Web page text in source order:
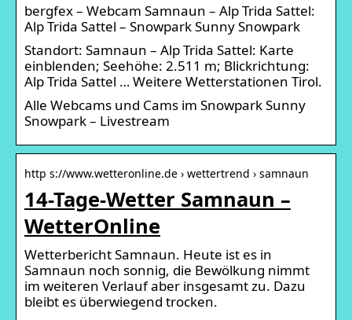
bergfex – Webcam Samnaun – Alp Trida Sattel:
Alp Trida Sattel – Snowpark Sunny Snowpark
Standort: Samnaun – Alp Trida Sattel: Karte
einblenden; Seehöhe: 2.511 m; Blickrichtung:
Alp Trida Sattel … Weitere Wetterstationen Tirol.
Alle Webcams und Cams im Snowpark Sunny
Snowpark – Livestream
http s://www.wetteronline.de › wettertrend › samnaun
14-Tage-Wetter Samnaun –
WetterOnline
Wetterbericht Samnaun. Heute ist es in
Samnaun noch sonnig, die Bewölkung nimmt
im weiteren Verlauf aber insgesamt zu. Dazu
bleibt es überwiegend trocken.